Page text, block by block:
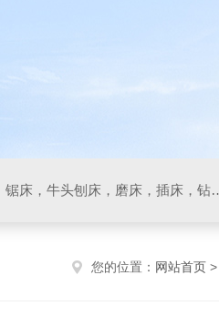
数控车床，加工中心，数控铣床，立
您的位置： 网站首页